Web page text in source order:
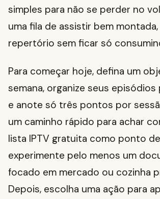
simples para não se perder no
uma fila de assistir bem
repertório sem ficar só
Para começar hoje, defina um
semana, organize seus
e anote só três pontos por
um caminho rápido para achar
lista IPTV gratuita como ponto
experimente pelo menos um
focado em mercado ou cozinha
Depois, escolha uma ação para